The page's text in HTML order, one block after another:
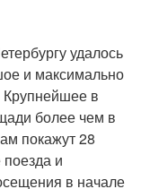
удалось
и максимально
в
более чем в
покажут 28
и
в начале